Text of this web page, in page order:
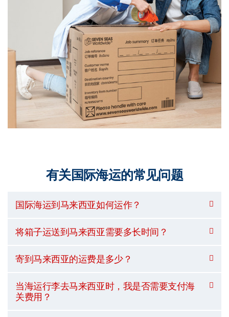
有关国际海运的常见问题
国际海运到马来西亚如何运作？
将箱子运送到马来西亚需要多长时间？
寄到马来西亚的运费是多少？
当海运行李去马来西亚时，我是否需要支付海
关费用？